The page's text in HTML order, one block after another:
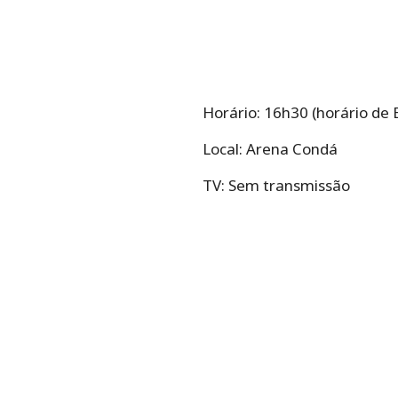
Horário: 16h30 (horário de
Local: Arena Condá
TV: Sem transmissão